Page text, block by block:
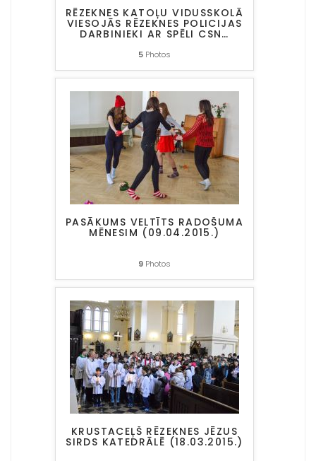
RĒZEKNES KATOĻU VIDUSSKOLĀ
VIESOJĀS RĒZEKNES POLICIJAS
DARBINIEKI AR SPĒLI CSN…
5 Photos
PASĀKUMS VELTĪTS RADOŠUMA
MĒNESIM (09.04.2015.)
9 Photos
KRUSTACEĻŠ RĒZEKNES JĒZUS
SIRDS KATEDRĀLĒ (18.03.2015.)